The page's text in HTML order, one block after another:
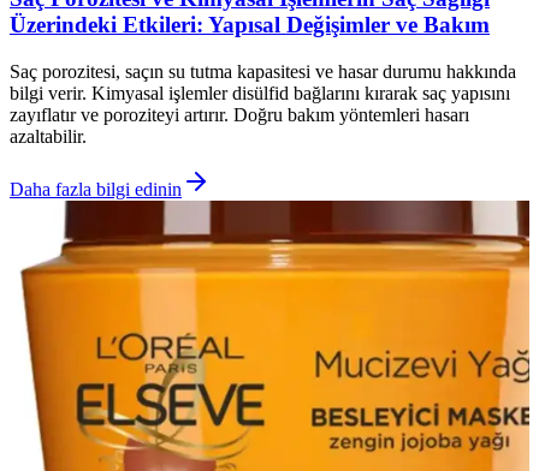
Üzerindeki Etkileri: Yapısal Değişimler ve Bakım
Saç porozitesi, saçın su tutma kapasitesi ve hasar durumu hakkında
bilgi verir. Kimyasal işlemler disülfid bağlarını kırarak saç yapısını
zayıflatır ve poroziteyi artırır. Doğru bakım yöntemleri hasarı
azaltabilir.
Daha fazla bilgi edinin